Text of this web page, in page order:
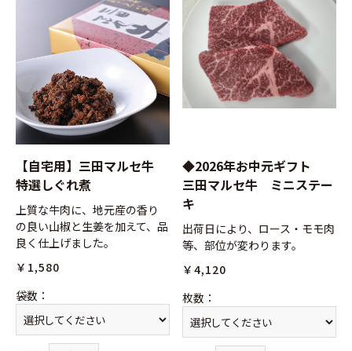
【自宅用】三田マルセ牛
特選しぐれ煮
上質な牛肉に、地元産の香り
の良い山椒と生姜を加えて、品
良く仕上げました。
￥1,580
袋数 ：
◆2026年お中元ギフト
三田マルセ牛 ミニステー
キ
出荷日により、ロース・モモ肉
等、部位が変わります。
￥4,120
枚数 ：